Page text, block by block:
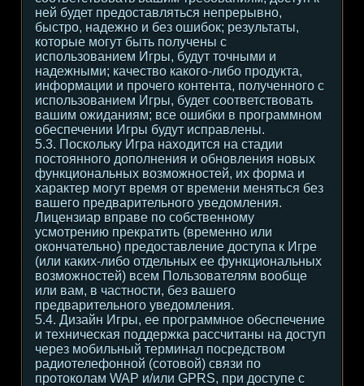
ней будет предоставляться непрерывно,
быстро, надежно и без ошибок; результаты,
которые могут быть получены с
использованием Игры, будут точными и
надежными; качество какого-либо продукта,
информации и прочего контента, полученного с
использованием Игры, будет соответствовать
вашим ожиданиям; все ошибки в программном
обеспечении Игры будут исправлены.
5.3. Поскольку Игра находится на стадии
постоянного дополнения и обновления новых
функциональных возможностей, их форма и
характер могут время от времени меняться без
вашего предварительного уведомления.
Лицензиар вправе по собственному
усмотрению прекратить (временно или
окончательно) предоставление доступа к Игре
(или каких-либо отдельных ее функциональных
возможностей) всем Пользователям вообще
или вам, в частности, без вашего
предварительного уведомления.
5.4. Дизайн Игры, ее программное обеспечение
и техническая поддержка рассчитаны на доступ
через мобильный терминал посредством
радиотелефонной (сотовой) связи по
протоколам WAP и/или GPRS, при доступе с